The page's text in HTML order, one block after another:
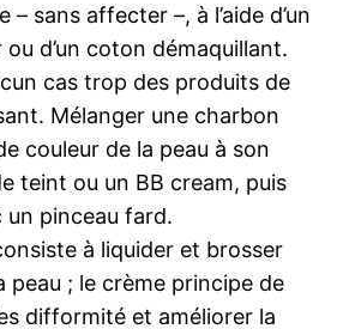
– sans affecter –, à l’aide d’un
d’un coton démaquillant.
cas trop des produits de
Mélanger une charbon
couleur de la peau à son
teint ou un BB cream, puis
un pinceau fard.
à liquider et brosser
peau ; le crème principe de
difformité et améliorer la